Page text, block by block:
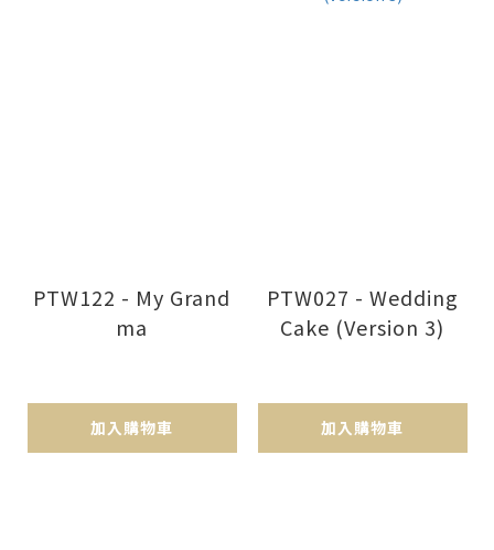
PTW122 - My Grand
ma
加入購物車
PTW027 - Wedding
Cake (Version 3)
加入購物車